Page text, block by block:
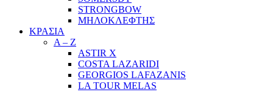
STRONGBOW
ΜΗΛΟΚΛΕΦΤΗΣ
ΚΡΑΣΙΑ
A – Z
ASTIR X
COSTA LAZARIDI
GEORGIOS LAFAZANIS
LA TOUR MELAS